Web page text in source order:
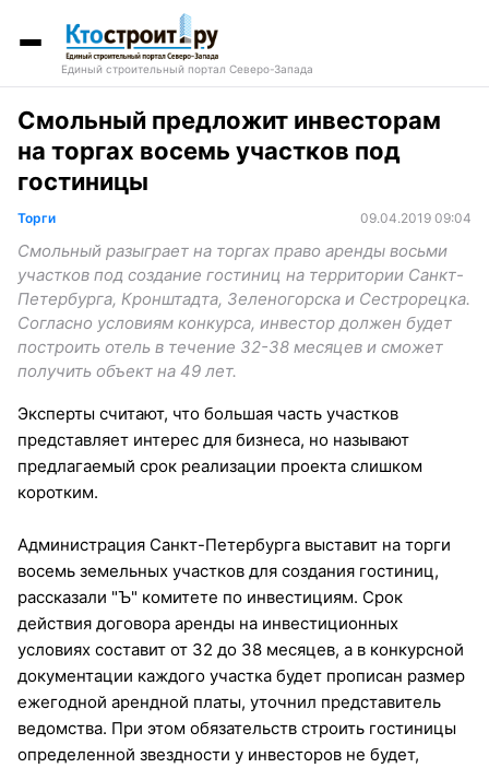
Единый строительный портал Северо-Запада
Смольный предложит инвесторам
на торгах восемь участков под
гостиницы
Торги 09.04.2019 09:04
Смольный разыграет на торгах право аренды восьми
участков под создание гостиниц на территории Санкт-
Петербурга, Кронштадта, Зеленогорска и Сестрорецка.
Согласно условиям конкурса, инвестор должен будет
построить отель в течение 32-38 месяцев и сможет
получить объект на 49 лет.
Эксперты считают, что большая часть участков
представляет интерес для бизнеса, но называют
предлагаемый срок реализации проекта слишком
коротким.
Администрация Санкт-Петербурга выставит на торги
восемь земельных участков для создания гостиниц,
рассказали "Ъ" комитете по инвестициям. Срок
действия договора аренды на инвестиционных
условиях составит от 32 до 38 месяцев, а в конкурсной
документации каждого участка будет прописан размер
ежегодной арендной платы, уточнил представитель
ведомства. При этом обязательств строить гостиницы
определенной звездности у инвесторов не будет,